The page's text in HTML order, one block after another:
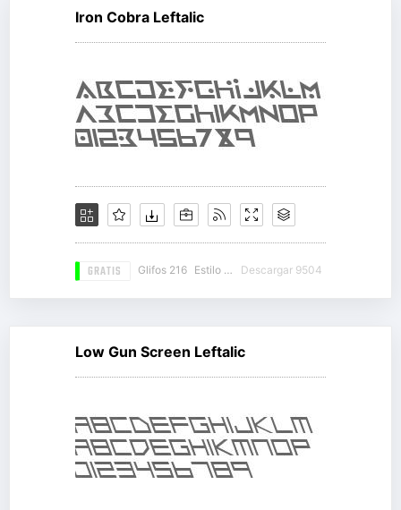
Iron Cobra Leftalic
GRATIS Glifos 216 Estilo 15 Descargar 9504
Low Gun Screen Leftalic